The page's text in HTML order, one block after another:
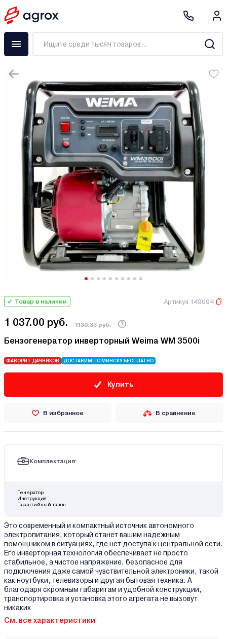
Товар в наличии Артикул 149094
1 037.00 руб. 1130.33 руб.
Бензогенератор инверторный Weima WM 3500i
ФАВОРИТ ДАЧНИКОВ ДОСТАВИМ ПО МИНСКУ БЕСПЛАТНО
Купить
В избранное В сравнение
Комплектация:
Генератор
Инструкция
Гарантийный талон
Это современный и компактный источник автономного
электропитания, который станет вашим надежным
помощником в ситуациях, где нет доступа к центральной сети.
Его инверторная технология обеспечивает не просто
стабильное, а чистое напряжение, безопасное для
подключения даже самой чувствительной электроники, такой
как ноутбуки, телевизоры и другая бытовая техника. А
благодаря скромным габаритам и удобной конструкции,
транспортировка и установка этого агрегата не вызовут
никаких
См. все характеристики